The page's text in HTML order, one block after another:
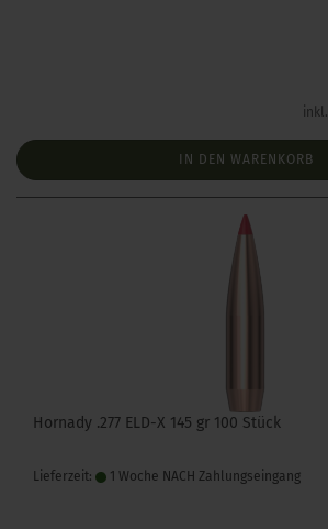
IN DEN WARENKORB
Hornady .277 ELD-X 145 gr 100 Stück
Lieferzeit: 1 Woche NACH Zahlungseingang